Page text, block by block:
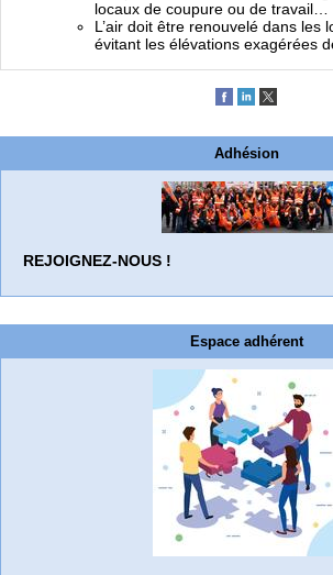
locaux de coupure ou de travail…
L’air doit être renouvelé dans les
évitant les élévations exagérées
Adhésion
REJOIGNEZ-NOUS !
Espace adhérent